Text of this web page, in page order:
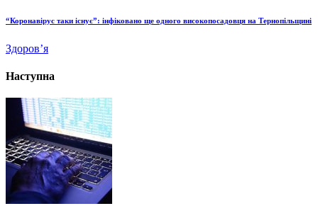
“Коронавірус таки існує”: інфіковано ще одного високопосадовця на Тернопільщині
Здоров’я
Наступна